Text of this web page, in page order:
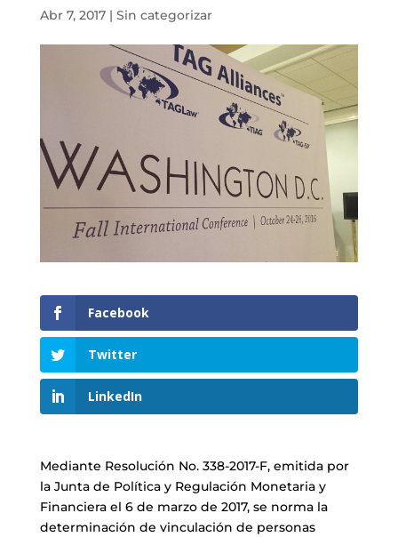
Abr 7, 2017| Sin categorizar
Facebook
Twitter
LinkedIn
Mediante Resolución No. 338-2017-F, emitida por
la Junta de Política y Regulación Monetaria y
Financiera el 6 de marzo de 2017, se norma la
determinación de vinculación de personas